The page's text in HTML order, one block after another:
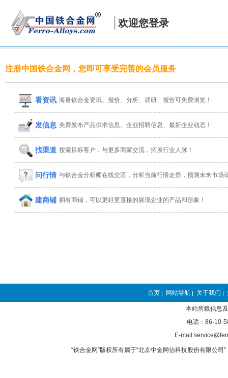
欢迎您登录
注册中国铁合金网，您即可享受完善的会员服务
看资讯 海量铁合金资讯、报价、分析、调研、报告可免费浏览！
发信息 免费发布产品供求信息、企业招聘信息、最新企业动态！
找渠道 搜索目标客户，与更多商家交流，拓展行业人脉！
问行情 与铁合金分析师在线交流，分析当前行情走势，预测未来市场
建商铺 拥有商铺，可以更好更直接的展现企业的产品和形象！
首页 | 网站导航 | 关于我们 |
本站所载信息
电话：86-10-
E-
“铁合金网”版权所有属于“北京中金网信科技股份有限公司